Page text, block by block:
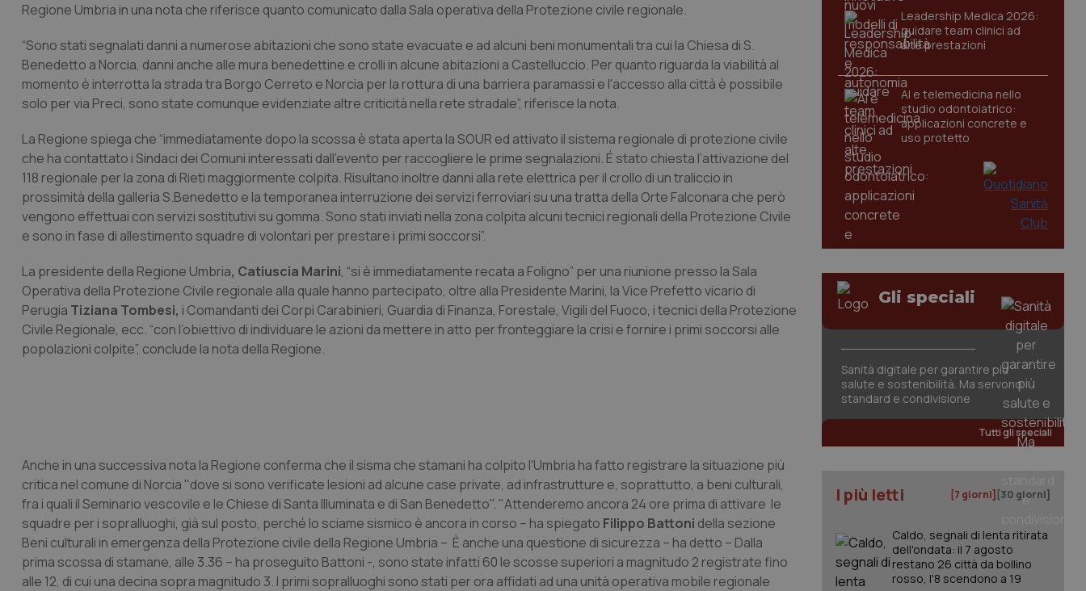
Regione Umbria in una nota che riferisce quanto comunicato dalla Sala operativa della Protezione civile regionale.
“Sono stati segnalati danni a numerose abitazioni che sono state evacuate e ad alcuni beni monumentali tra cui la Chiesa di S.
Benedetto a Norcia, danni anche alle mura benedettine e crolli in alcune abitazioni a Castelluccio. Per quanto riguarda la viabilità al
momento è interrotta la strada tra Borgo Cerreto e Norcia per la rottura di una barriera paramassi e l'accesso alla città è possibile
solo per via Preci, sono state comunque evidenziate altre criticità nella rete stradale”, riferisce la nota.
La Regione spiega che “immediatamente dopo la scossa è stata aperta la SOUR ed attivato il sistema regionale di protezione civile
che ha contattato i Sindaci dei Comuni interessati dall'evento per raccogliere le prime segnalazioni. É stato chiesta l’attivazione del
118 regionale per la zona di Rieti maggiormente colpita. Risultano inoltre danni alla rete elettrica per il crollo di un traliccio in
prossimità della galleria S.Benedetto e la temporanea interruzione dei servizi ferroviari su una tratta della Orte Falconara che però
vengono effettuai con servizi sostitutivi su gomma. Sono stati inviati nella zona colpita alcuni tecnici regionali della Protezione Civile
e sono in fase di allestimento squadre di volontari per prestare i primi soccorsi”.
La presidente della Regione Umbria, Catiuscia Marini, “si è immediatamente recata a Foligno” per una riunione presso la Sala
Operativa della Protezione Civile regionale alla quale hanno partecipato, oltre alla Presidente Marini, la Vice Prefetto vicario di
Perugia Tiziana Tombesi, i Comandanti dei Corpi Carabinieri, Guardia di Finanza, Forestale, Vigili del Fuoco, i tecnici della Protezione
Civile Regionale, ecc. “con l’obiettivo di individuare le azioni da mettere in atto per fronteggiare la crisi e fornire i primi soccorsi alle
popolazioni colpite”, conclude la nota della Regione.
Anche in una successiva nota la Regione conferma che il sisma che stamani ha colpito l'Umbria ha fatto registrare la situazione più
critica nel comune di Norcia "dove si sono verificate lesioni ad alcune case private, ad infrastrutture e, soprattutto, a beni culturali,
fra i quali il Seminario vescovile e le Chiese di Santa Illuminata e di San Benedetto". "Attenderemo ancora 24 ore prima di attivare le
squadre per i sopralluoghi, già sul posto, perché lo sciame sismico è ancora in corso – ha spiegato Filippo Battoni della sezione
Beni culturali in emergenza della Protezione civile della Regione Umbria – È anche una questione di sicurezza – ha detto – Dalla
prima scossa di stamane, alle 3.36 – ha proseguito Battoni -, sono state infatti 60 le scosse superiori a magnitudo 2 registrate fino
alle 12, di cui una decina sopra magnitudo 3. I primi sopralluoghi sono stati per ora affidati ad una unità operativa mobile regionale
Leadership Medica 2026:
guidare team clinici ad
alte prestazioni
AI e telemedicina nello
studio odontoiatrico:
applicazioni concrete e
uso protetto
Gli speciali
Sanità digitale per garantire più
salute e sostenibilità. Ma servono
standard e condivisione
Tutti gli speciali
I più letti [7 giorni] [30 giorni]
Caldo, segnali di lenta ritirata
dell'ondata: il 7 agosto
restano 26 città da bollino
rosso, l'8 scendono a 19